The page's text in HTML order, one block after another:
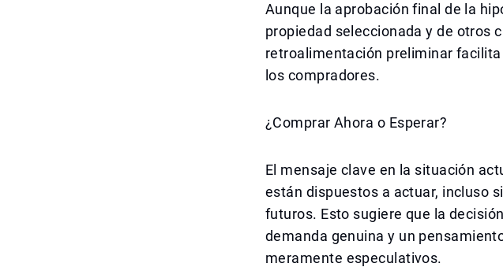
Aunque la aprobación final de la
propiedad seleccionada y de otros
retroalimentación preliminar
los compradores.
¿Comprar Ahora o Esperar?
El mensaje clave en la situación
están dispuestos a actuar, incluso
futuros. Esto sugiere que la
demanda genuina y un
meramente especulativos.